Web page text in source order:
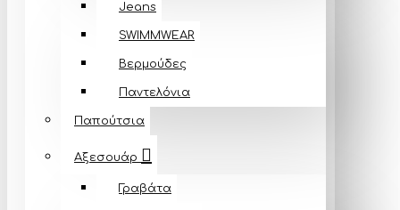
Jeans
SWIMMWEAR
Βερμούδες
Παντελόνια
Παπούτσια
Αξεσουάρ
Γραβάτα